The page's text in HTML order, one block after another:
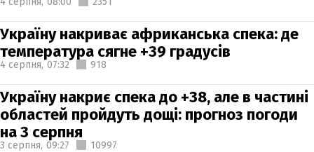
Україну накриває африканська спека: де
температура сягне +39 градусів
4 серпня, 07:32 918
Україну накриє спека до +38, але в частині
областей пройдуть дощі: прогноз погоди
на 3 серпня
3 серпня, 09:27 10997